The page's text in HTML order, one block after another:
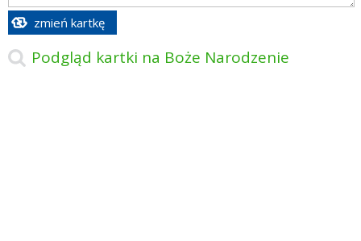
zmień kartkę
Podgląd kartki na Boże Narodzenie